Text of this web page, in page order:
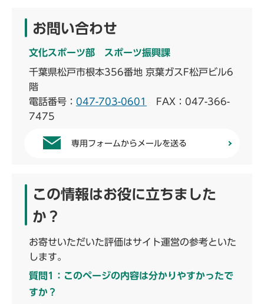
お問い合わせ
文化スポーツ部 スポーツ振興課
千葉県松戸市根本356番地 京葉ガスF松戸ビル6
階
電話番号： 047-703-0601
FAX：047-366-
7475
専用フォームからメールを送る
この情報はお役に立ちました
か？
お寄せいただいた評価はサイト運営の参考といた
します。
質問1：このページの内容は分かりやすかったで
すか？